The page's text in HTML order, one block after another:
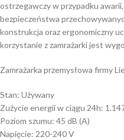
ostrzegawczy w przypadku
bezpieczeństwa
konstrukcja oraz ergonomiczny
korzystanie z zamrażarki jest
Zamrażarka przemysłowa firmy
Stan: Używany
Zużycie energii w ciągu 24h:
Poziom szumu: 45 dB (A)
Napięcie: 220-240 V